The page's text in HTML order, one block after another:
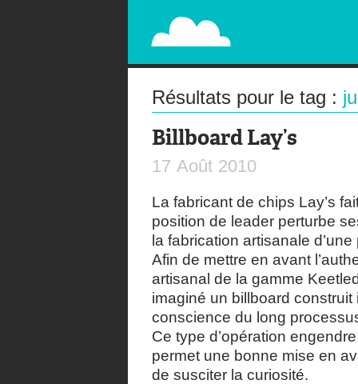
PAPERPLANE
STREET, AMBIENT, GUÉRILLA MARKETING
Résultats pour le tag :
Billboard Lay’s
17 Août 2010
La fabricant de chips Lay’s
position de leader perturbe
la fabrication artisanale
Afin de mettre en avant
artisanal de la gamme
imaginé un billboard
conscience du long
Ce type d’opération
permet une bonne mise en
de susciter la curiosité.